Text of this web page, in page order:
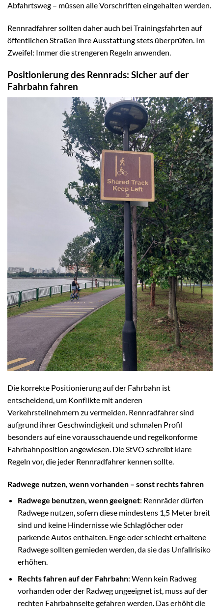
Abfahrtsweg – müssen alle Vorschriften eingehalten werden.
Rennradfahrer sollten daher auch bei Trainingsfahrten auf
öffentlichen Straßen ihre Ausstattung stets überprüfen. Im
Zweifel: Immer die strengeren Regeln anwenden.
Positionierung des Rennrads: Sicher auf der
Fahrbahn fahren
Die korrekte Positionierung auf der Fahrbahn ist
entscheidend, um Konflikte mit anderen
Verkehrsteilnehmern zu vermeiden. Rennradfahrer sind
aufgrund ihrer Geschwindigkeit und schmalen Profil
besonders auf eine vorausschauende und regelkonforme
Fahrbahnposition angewiesen. Die StVO schreibt klare
Regeln vor, die jeder Rennradfahrer kennen sollte.
Radwege nutzen, wenn vorhanden – sonst rechts fahren
Radwege benutzen, wenn geeignet: Rennräder dürfen
Radwege nutzen, sofern diese mindestens 1,5 Meter breit
sind und keine Hindernisse wie Schlaglöcher oder
parkende Autos enthalten. Enge oder schlecht erhaltene
Radwege sollten gemieden werden, da sie das Unfallrisiko
erhöhen.
Rechts fahren auf der Fahrbahn: Wenn kein Radweg
vorhanden oder der Radweg ungeeignet ist, muss auf der
rechten Fahrbahnseite gefahren werden. Das erhöht die